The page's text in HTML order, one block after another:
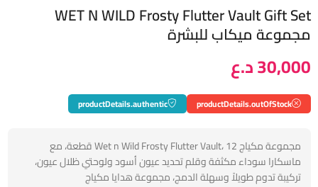
WET N WILD Frosty Flutter Vault Gift Set
مجموعة ميكاب للبشرة
30,000 د.ع
productDetails.outOfStock
productDetails.authentic
مجموعة مكياج Wet n Wild Frosty Flutter Vault، 12 قطعة، مع
ماسكارا سوداء مكثفة وقلم تحديد عيون أسود ولوحتي ظلال عيون،
تركيبة تدوم طويلاً وسهلة الدمج، مجموعة هدايا مكياج